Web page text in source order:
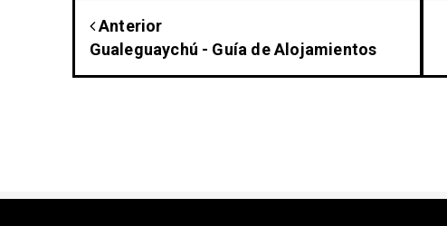
Anterior
Gualeguaychú - Guía de Alojamientos